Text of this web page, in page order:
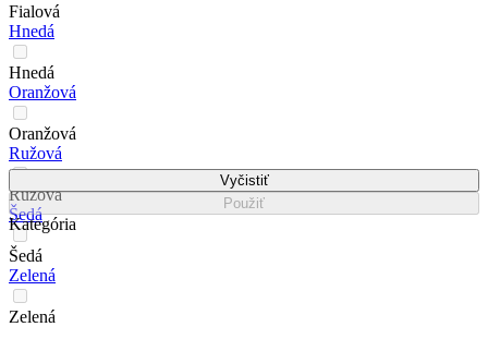
Fialová
Hnedá
Hnedá
Oranžová
Oranžová
Ružová
Ružová
Šedá
Šedá
Zelená
Zelená
Vyčistiť
Použiť
Kategória